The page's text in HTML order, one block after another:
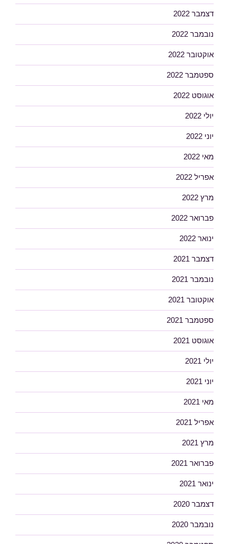
דצמבר 2022
נובמבר 2022
אוקטובר 2022
ספטמבר 2022
אוגוסט 2022
יולי 2022
יוני 2022
מאי 2022
אפריל 2022
מרץ 2022
פברואר 2022
ינואר 2022
דצמבר 2021
נובמבר 2021
אוקטובר 2021
ספטמבר 2021
אוגוסט 2021
יולי 2021
יוני 2021
מאי 2021
אפריל 2021
מרץ 2021
פברואר 2021
ינואר 2021
דצמבר 2020
נובמבר 2020